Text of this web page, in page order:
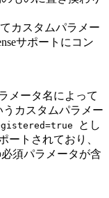
カスタムパラメー
サポートにコン
メータ名によって
うカスタムパラメー
とし
ートされており、
須パラメータが含